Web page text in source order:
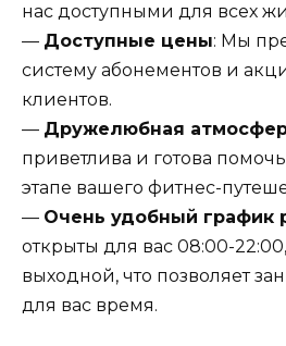
нас доступными для всех
— Доступные цены: Мы
систему абонементов и
клиентов.
— Дружелюбная
приветлива и готова
этапе вашего фитнес-
— Очень удобный график
открыты для вас 08:00-22:00,
выходной, что позволяет
для вас время.